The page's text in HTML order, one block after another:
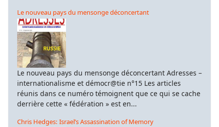
Le nouveau pays du mensonge déconcertant
Le nouveau pays du mensonge déconcertant Adresses –
internationalisme et démocr@tie n°15 Les articles
réunis dans ce numéro témoignent que ce qui se cache
derrière cette « fédération » est en...
Chris Hedges: Israel’s Assassination of Memory